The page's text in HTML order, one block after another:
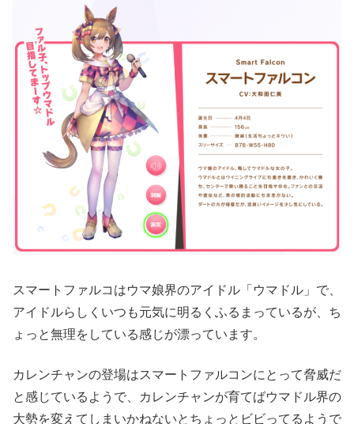
スマートファルコはウマ娘界のアイドル「ウマドル」で、
アイドルらしくいつも元気に明るくふるまっているが、ち
ょっと無理をしている感じが漂っています。
カレンチャンの登場はスマートファルコンにとって脅威だ
と感じているようで、カレンチャンが育てばウマドル界の
大勢を変えてしまいかねないとちょっとビビってるようで